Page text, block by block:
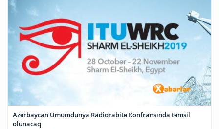
Azərbaycan Ümumdünya Radiorabitə Konfransında təmsil
olunacaq